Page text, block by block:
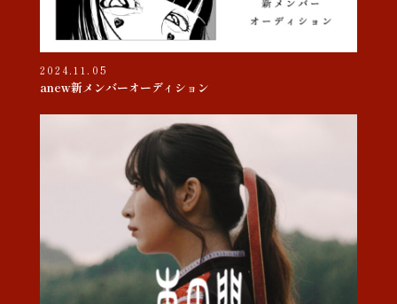
2024.11.05
anew新メンバーオーディション